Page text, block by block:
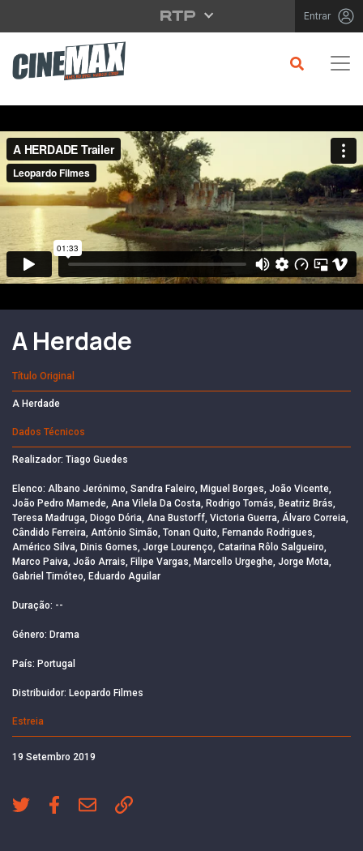
Saltar para o conteúdo principal Entrar
Filme em Cartaz
A Herdade
Título Original
A Herdade
Dados Técnicos
Realizador: Tiago Guedes
Elenco: Albano Jerónimo, Sandra Faleiro, Miguel Borges, João Vicente,
João Pedro Mamede, Ana Vilela Da Costa, Rodrigo Tomás, Beatriz Brás,
Teresa Madruga, Diogo Dória, Ana Bustorff, Victoria Guerra, Álvaro Correia,
Cândido Ferreira, António Simão, Tonan Quito, Fernando Rodrigues,
Américo Silva, Dinis Gomes, Jorge Lourenço, Catarina Rôlo Salgueiro,
Marco Paiva, João Arrais, Filipe Vargas, Marcello Urgeghe, Jorge Mota,
Gabriel Timóteo, Eduardo Aguilar
Duração: --
Género: Drama
País: Portugal
Distribuidor: Leopardo Filmes
Estreia
19 Setembro 2019